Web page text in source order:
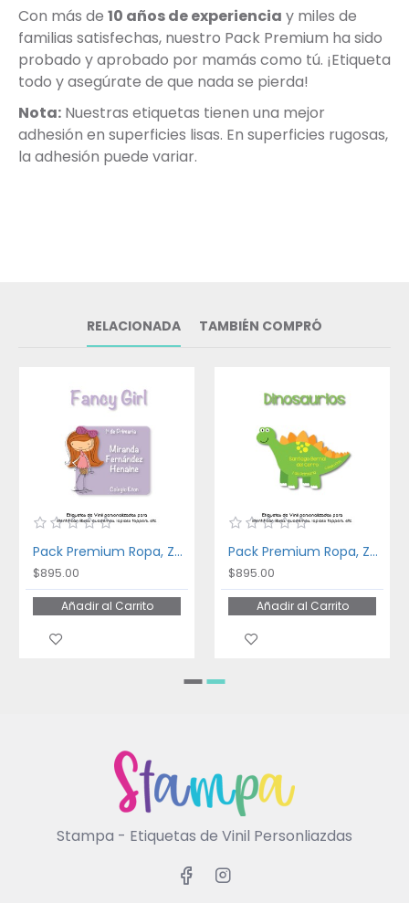
Con más de 10 años de experiencia y miles de
familias satisfechas, nuestro Pack Premium ha sido
probado y aprobado por mamás como tú. ¡Etiqueta
todo y asegúrate de que nada se pierda!
Nota: Nuestras etiquetas tienen una mejor
adhesión en superficies lisas. En superficies rugosas,
la adhesión puede variar.
RELACIONADA TAMBIÉN COMPRÓ
Pack Premium Ropa, Zapatos y Escuela Fancy Girl
$895.00
Añadir al Carrito
Pack Premium Ropa, Zapatos y Escuela Dinosaurios
$895.00
Añadir al Carrito
Stampa - Etiquetas de Vinil Personliazdas